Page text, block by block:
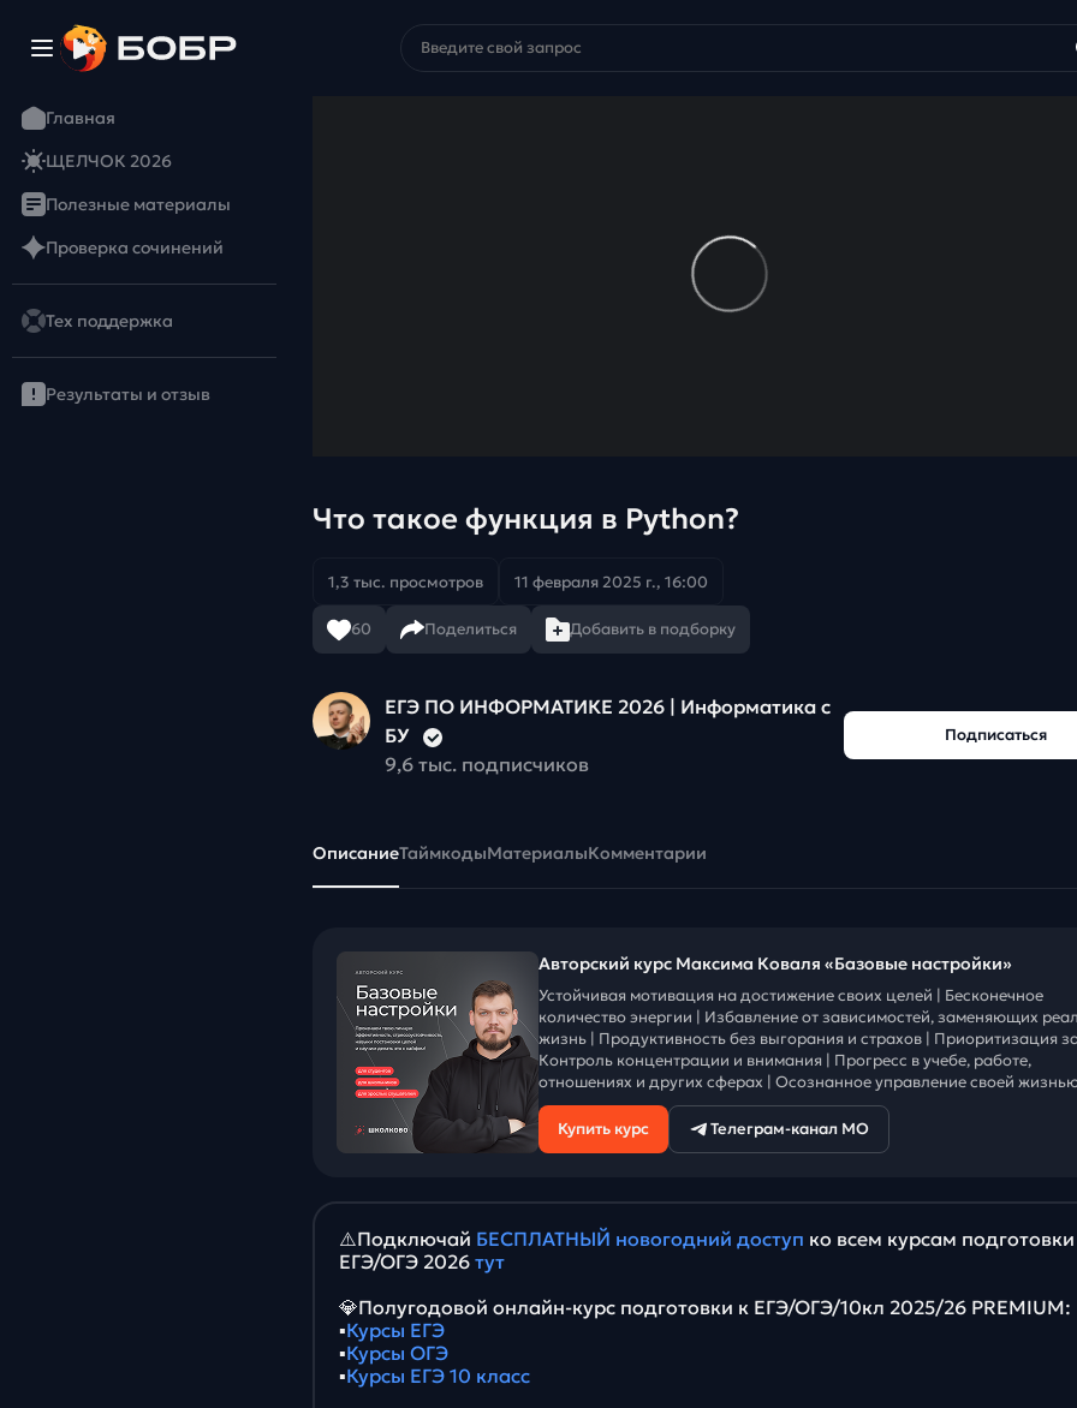
Главная
ЩЕЛЧОК 2026
Полезные материалы
Проверка сочинений
Тех поддержка
Результаты и отзыв
Что такое функция в Python?
1,3 тыс. просмотров 11 февраля 2025 г., 16:00
60 Поделиться Добавить в подборку
ЕГЭ ПО ИНФОРМАТИКЕ 2026 | Информатика с
БУ
9,6 тыс. подписчиков
Подписаться
ОписаниеТаймкодыМатериалыКомментарии
Авторский курс Максима Коваля «Базовые настройки»
Устойчивая мотивация на достижение своих целей | Бесконечное
количество энергии | Избавление от зависимостей, заменяющих
жизнь | Продуктивность без выгорания и страхов | Приоритизация
Контроль концентрации и внимания | Прогресс в учебе, работе,
отношениях и других сферах | Осознанное управление своей
Купить курс Телеграм-канал МО
⚠️Подключай БЕСПЛАТНЫЙ новогодний доступ ко всем курсам
ЕГЭ/ОГЭ 2026 тут
💎Полугодовой онлайн-курс подготовки к ЕГЭ/ОГЭ/10кл 2025/26 PREMIUM:
▪️Курсы ЕГЭ
▪️Курсы ОГЭ
▪️Курсы ЕГЭ 10 класс